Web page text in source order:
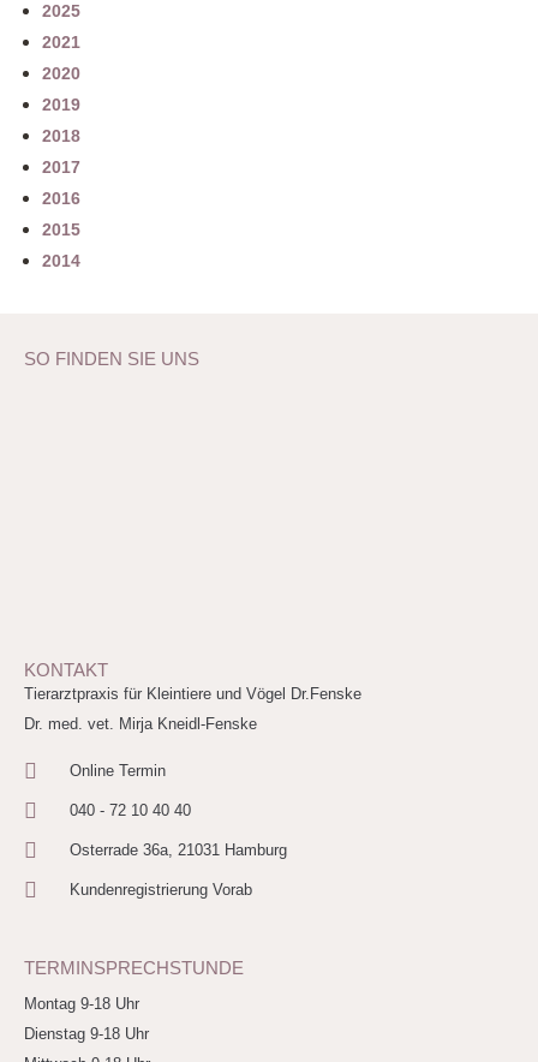
2025
2021
2020
2019
2018
2017
2016
2015
2014
SO FINDEN SIE UNS
KONTAKT
Tierarztpraxis für Kleintiere und Vögel Dr.Fenske
Dr. med. vet. Mirja Kneidl-Fenske
Online Termin
040 - 72 10 40 40
Osterrade 36a, 21031 Hamburg
Kundenregistrierung Vorab
TERMINSPRECHSTUNDE
Montag 9-18 Uhr
Dienstag 9-18 Uhr